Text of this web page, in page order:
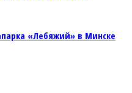
«Лебяжий» в Минске